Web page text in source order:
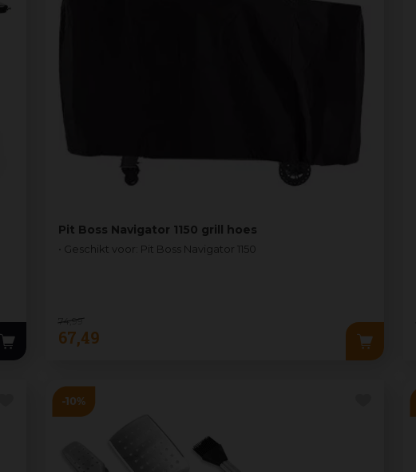
Pit Boss Navigator 1150 grill hoes
• Geschikt voor: Pit Boss Navigator 1150
74,99
67,49